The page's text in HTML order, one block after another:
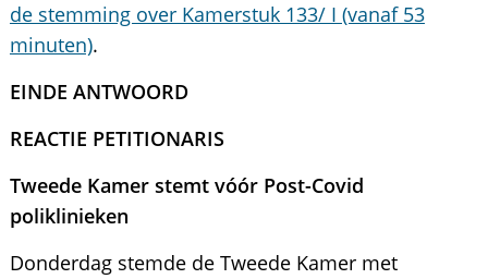
de stemming over Kamerstuk 133/ I (vanaf 53
minuten).
EINDE ANTWOORD
REACTIE PETITIONARIS
Tweede Kamer stemt vóór Post-Covid
poliklinieken
Donderdag stemde de Tweede Kamer met